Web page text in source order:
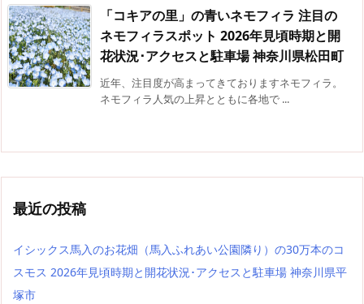
「コキアの里」の青いネモフィラ 注目の
ネモフィラスポット 2026年見頃時期と開
花状況･アクセスと駐車場 神奈川県松田町
近年、注目度が高まってきておりますネモフィラ。
ネモフィラ人気の上昇とともに各地で ...
最近の投稿
イシックス馬入のお花畑（馬入ふれあい公園隣り）の30万本のコ
スモス 2026年見頃時期と開花状況･アクセスと駐車場 神奈川県平
塚市